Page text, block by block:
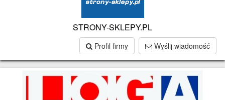
STRONY-SKLEPY.PL
Profil firmy Wyślij wiadomość